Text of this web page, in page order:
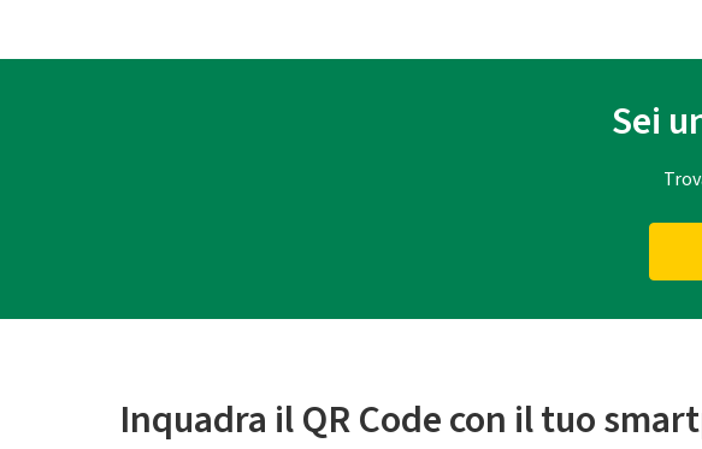
Sei
Inquadra il QR Code con il tuo